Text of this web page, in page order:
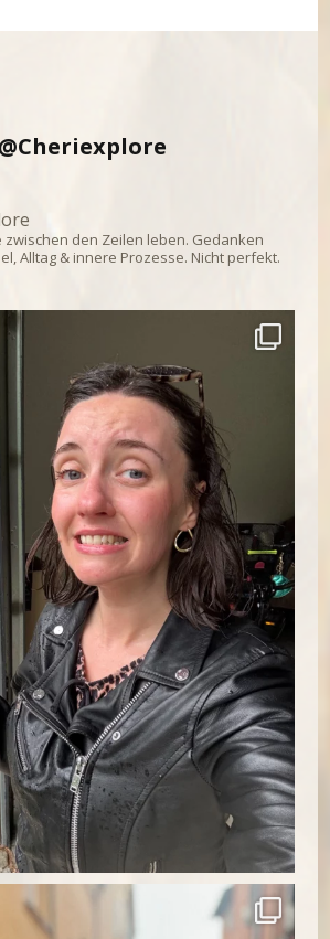
zwischen den Zeilen leben. Gedanken
Alltag & innere Prozesse. Nicht perfekt.